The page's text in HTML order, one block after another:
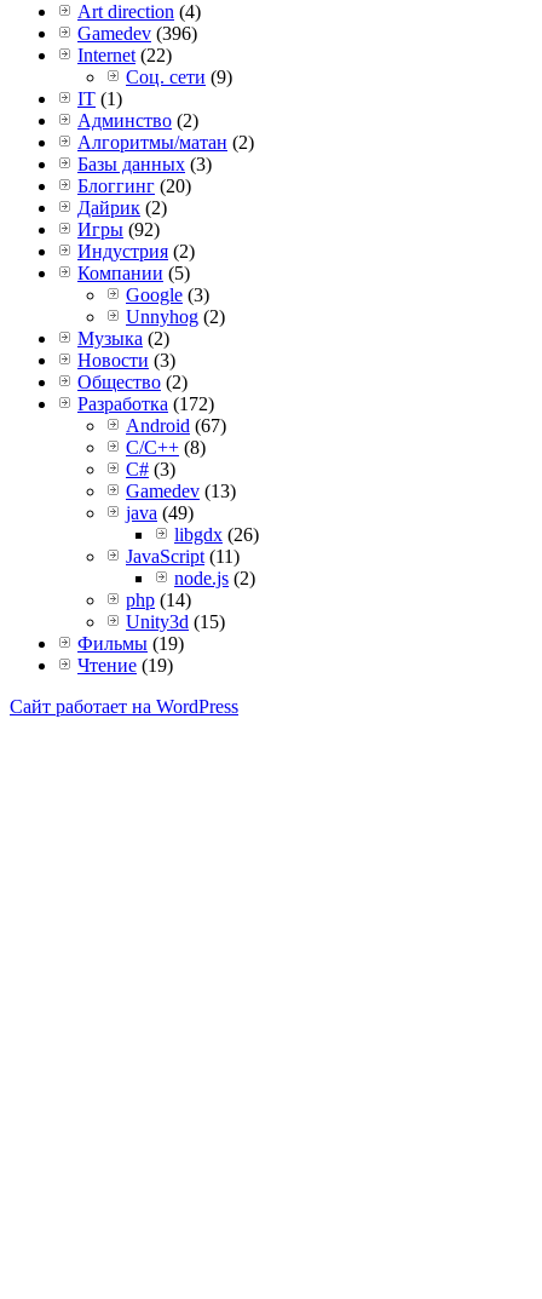
Art direction (4)
Gamedev (396)
Internet(22)
Соц. сети (9)
IT (1)
Админство (2)
Алгоритмы/матан (2)
Базы данных (3)
Блоггинг (20)
Дайрик (2)
Игры (92)
Индустрия (2)
Компании (5)
Google (3)
Unnyhog (2)
Музыка (2)
Новости (3)
Общество (2)
Разработка (172)
Android (67)
C/C++ (8)
C# (3)
Gamedev (13)
java (49)
libgdx (26)
JavaScript(11)
node.js (2)
php (14)
Unity3d (15)
Фильмы (19)
Чтение (19)
Сайт работает на WordPress